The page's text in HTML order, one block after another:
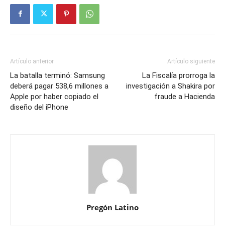
Artículo anterior
La batalla terminó: Samsung
deberá pagar 538,6 millones a
Apple por haber copiado el
diseño del iPhone
Artículo siguiente
La Fiscalía prorroga la
investigación a Shakira por
fraude a Hacienda
Pregón Latino